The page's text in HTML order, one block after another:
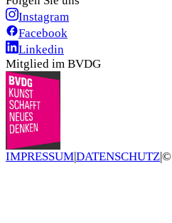
Instagram
Facebook
Linkedin
Mitglied im BVDG
IMPRESSUM|DATENSCHUTZ|©